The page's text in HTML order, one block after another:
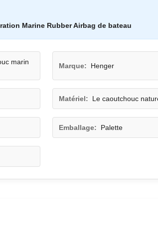
Marine Rubber Airbag de bateau
marin
Marque: Henger
Matériel: Le caoutchouc
Emballage: Palette